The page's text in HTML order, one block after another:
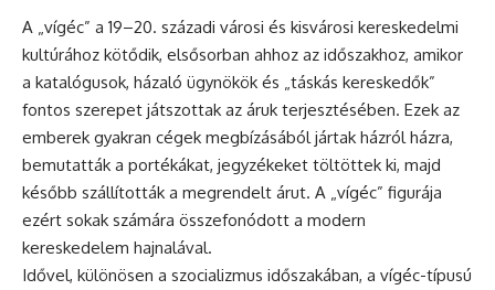
A „vígéc” a 19–20. századi városi és kisvárosi kereskedelmi
kultúrához kötődik, elsősorban ahhoz az időszakhoz, amikor
a katalógusok, házaló ügynökök és „táskás kereskedők”
fontos szerepet játszottak az áruk terjesztésében. Ezek az
emberek gyakran cégek megbízásából jártak házról házra,
bemutatták a portékákat, jegyzékeket töltöttek ki, majd
később szállították a megrendelt árut. A „vígéc” figurája
ezért sokak számára összefonódott a modern
kereskedelem hajnalával.
Idővel, különösen a szocializmus időszakában, a vígéc-típusú